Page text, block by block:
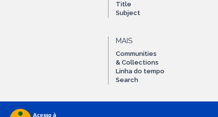
Title
Subject
MAIS
Communities
& Collections
Linha do tempo
Search